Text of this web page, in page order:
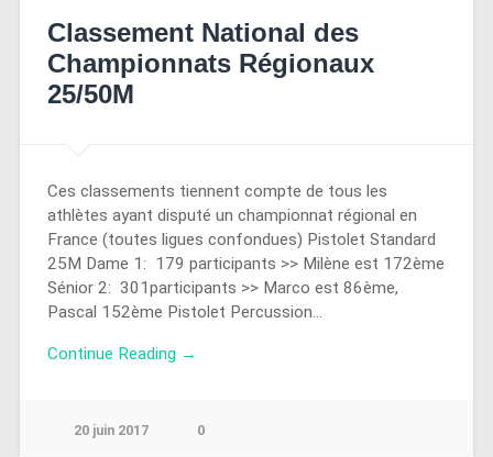
Classement National des
Championnats Régionaux
25/50M
Ces classements tiennent compte de tous les
athlètes ayant disputé un championnat régional en
France (toutes ligues confondues) Pistolet Standard
25M Dame 1: 179 participants >> Milène est 172ème
Sénior 2: 301participants >> Marco est 86ème,
Pascal 152ème Pistolet Percussion…
Continue Reading →
20 juin 2017 0